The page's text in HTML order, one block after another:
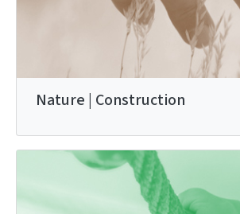
Nature | Construction